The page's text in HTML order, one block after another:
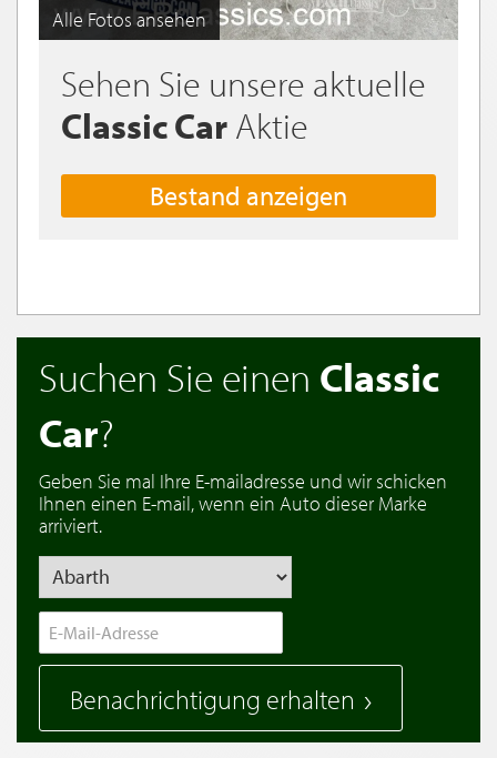
Alle Fotos ansehen
Sehen Sie unsere aktuelle
Classic Car Aktie
Bestand anzeigen
Suchen Sie einen Classic
Car?
Geben Sie mal Ihre E-mailadresse und wir schicken
Ihnen einen E-mail, wenn ein Auto dieser Marke
arriviert.
Benachrichtigung erhalten